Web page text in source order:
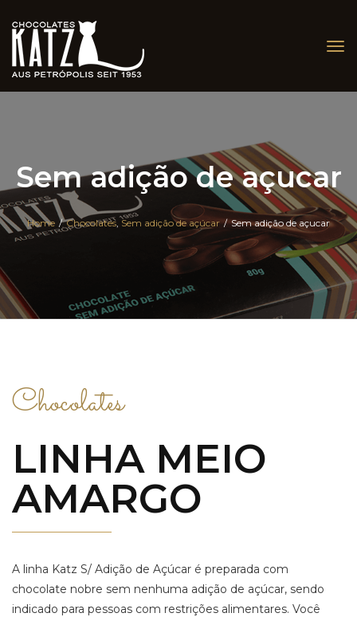
Sem adição de açucar
Home / Chocolates, Sem adição de açúcar / Sem adição de açucar
Chocolates
LINHA MEIO
AMARGO
A linha Katz S/ Adição de Açúcar é preparada com
chocolate nobre sem nenhuma adição de açúcar, sendo
indicado para pessoas com restrições alimentares. Você